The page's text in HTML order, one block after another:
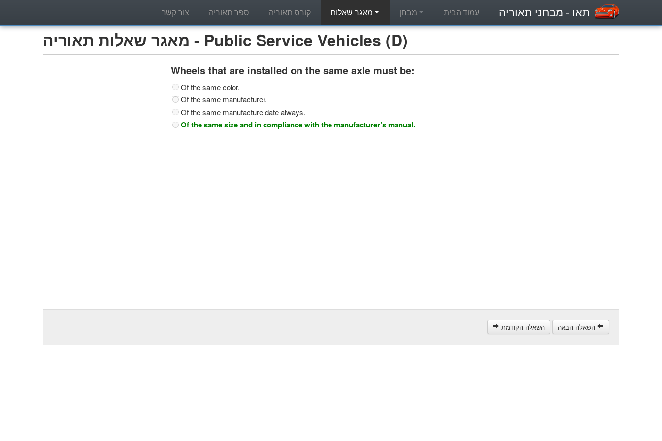
תאו - מבחני תאוריה עמוד הבית קורס תאוריה ספר תאוריה צור קשר
מאגר שאלות תאוריה - Public Service Vehicles (D)
Wheels that are installed on the same axle must be:
Of the same color.
Of the same manufacturer.
Of the same manufacture date always.
Of the same size and in compliance with the manufacturer’s manual.
השאלה הקודמת